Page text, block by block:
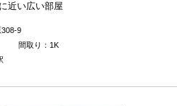
近い広い部屋
9
間取り：1K